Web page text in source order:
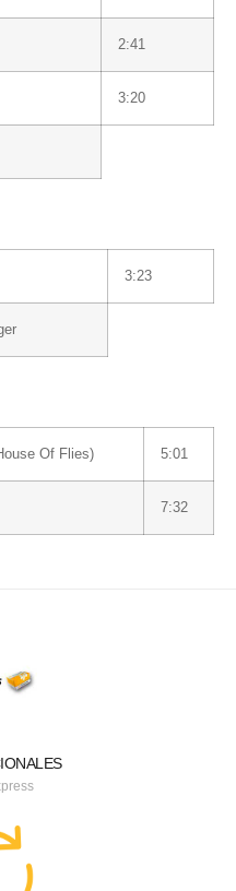
2:41
3:20
3:23
Of Flies) 5:01
7:32